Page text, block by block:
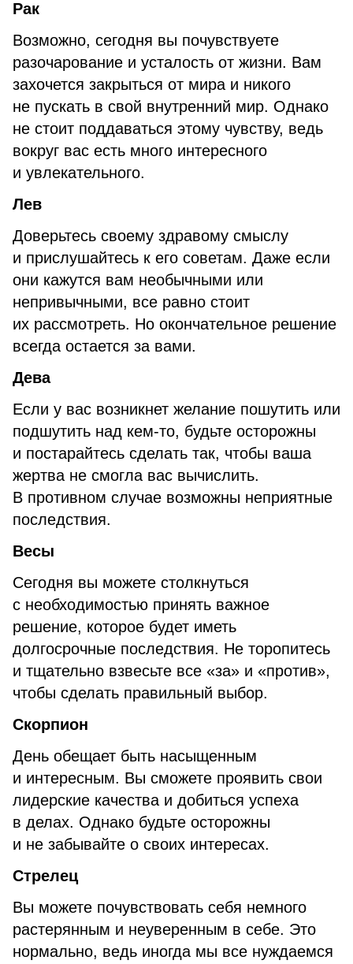
Рак
Возможно, сегодня вы почувствуете
разочарование и усталость от жизни. Вам
захочется закрыться от мира и никого
не пускать в свой внутренний мир. Однако
не стоит поддаваться этому чувству, ведь
вокруг вас есть много интересного
и увлекательного.
Лев
Доверьтесь своему здравому смыслу
и прислушайтесь к его советам. Даже если
они кажутся вам необычными или
непривычными, все равно стоит
их рассмотреть. Но окончательное решение
всегда остается за вами.
Дева
Если у вас возникнет желание пошутить или
подшутить над кем-то, будьте осторожны
и постарайтесь сделать так, чтобы ваша
жертва не смогла вас вычислить.
В противном случае возможны неприятные
последствия.
Весы
Сегодня вы можете столкнуться
с необходимостью принять важное
решение, которое будет иметь
долгосрочные последствия. Не торопитесь
и тщательно взвесьте все «за» и «против»,
чтобы сделать правильный выбор.
Скорпион
День обещает быть насыщенным
и интересным. Вы сможете проявить свои
лидерские качества и добиться успеха
в делах. Однако будьте осторожны
и не забывайте о своих интересах.
Стрелец
Вы можете почувствовать себя немного
растерянным и неуверенным в себе. Это
нормально, ведь иногда мы все нуждаемся